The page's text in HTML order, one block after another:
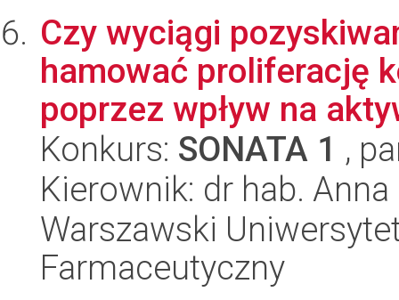
Czy wyciągi
hamować proliferację
poprzez wpływ na
Konkurs: SONATA 1 ,
Kierownik: dr hab.
Warszawski
Farmaceutyczny